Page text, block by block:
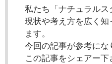
私たち「ナチュラル
現状や考え方を広く
ます。
今回の記事が参考に
この記事をシェアー下